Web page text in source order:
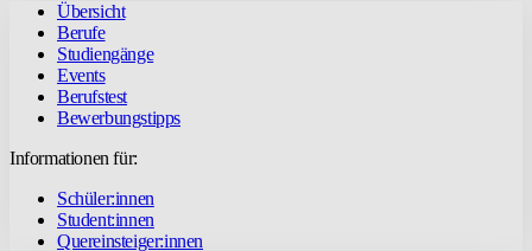
Übersicht
Berufe
Studiengänge
Events
Berufstest
Bewerbungstipps
Informationen für:
Schüler:innen
Student:innen
Quereinsteiger:innen